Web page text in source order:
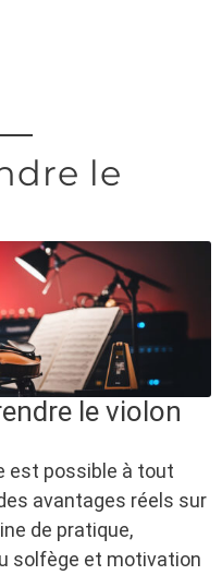
le
le violon
est possible à tout
avantages réels sur
de pratique,
solfège et motivation